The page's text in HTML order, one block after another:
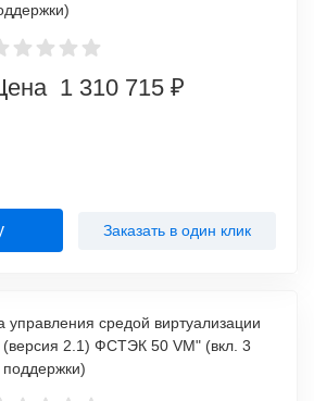
1 310 715 ₽
Заказать в один клик
управления средой виртуализации
(версия 2.1) ФСТЭК 50 VM" (вкл. 3